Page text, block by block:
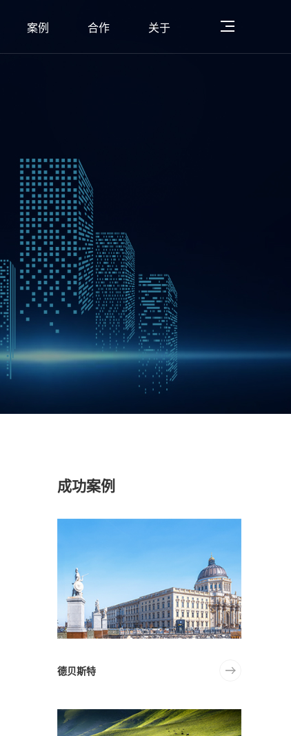
案例 合作 关于
成功案例
德贝斯特